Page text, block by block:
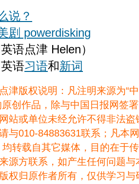
说？
剧 powerdisking
语点津 Helen）
语习语和新词
津版权说明：凡注明来源为“
原创作品，除与中国日报网签
站或单位未经允许不得非法
与010-84883631联系；凡本
均转载自其它媒体，目的在于
源方联系，如产生任何问题
权归原作者所有，仅供学习